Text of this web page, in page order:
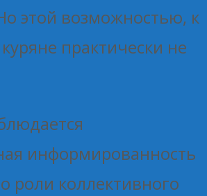
этой возможностью, к
практически не
информированность
роли коллективного